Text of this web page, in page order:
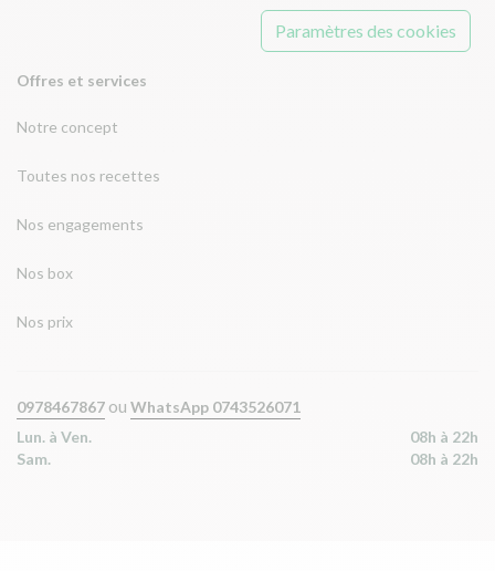
Offres et services
Notre concept
Toutes nos recettes
Nos engagements
Nos box
Nos prix
Paramètres des cookies
0978467867 ou WhatsApp 0743526071
Lun. à Ven.
08h à 22h
Sam.
08h à 22h